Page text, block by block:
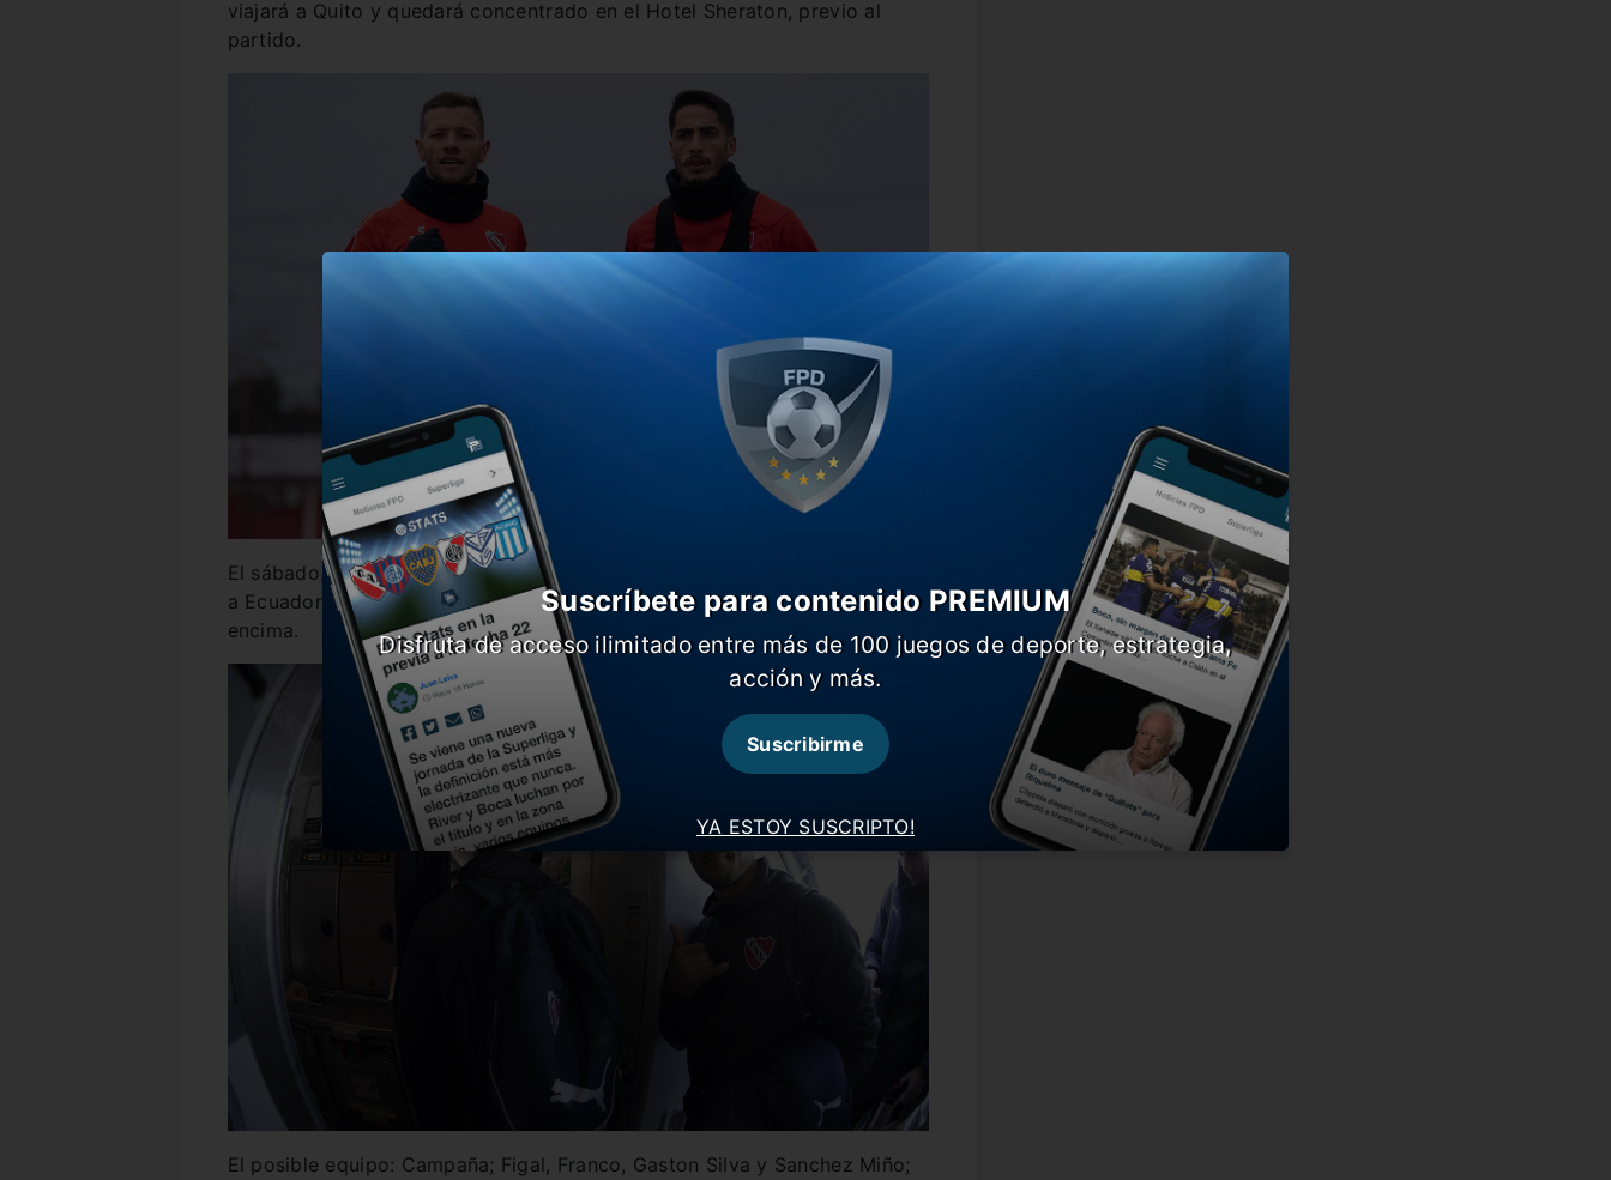
viajará a Quito y quedará concentrado en el Hotel Sheraton, previo al
partido.
El sábado, Pablo Pérez debió realizarse estudios y corrió peligro su viaje
a Ecuador por un golpe en la rodilla, luego de que un juvenil se le cayera
encima.
El posible equipo: Campaña; Figal, Franco, Gaston Silva y Sanchez Miño;
YA ESTOY SUSCRIPTO!
Suscríbete para contenido PREMIUM
Disfruta de acceso ilimitado entre más de 100 juegos de deporte, estrategia,
acción y más.
Suscribirme